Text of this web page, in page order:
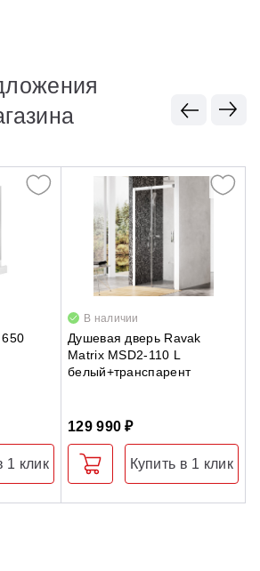
650
1 клик
В наличии
Душевая дверь Ravak
Matrix MSD2-110 L
белый+транспарент
129 990 ₽
Купить в 1 клик